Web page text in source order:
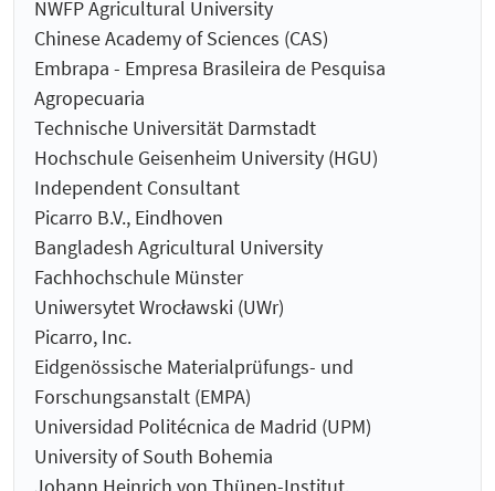
NWFP Agricultural University
Chinese Academy of Sciences (CAS)
Embrapa - Empresa Brasileira de Pesquisa
Agropecuaria
Technische Universität Darmstadt
Hochschule Geisenheim University (HGU)
Independent Consultant
Picarro B.V., Eindhoven
Bangladesh Agricultural University
Fachhochschule Münster
Uniwersytet Wrocławski (UWr)
Picarro, Inc.
Eidgenössische Materialprüfungs- und
Forschungsanstalt (EMPA)
Universidad Politécnica de Madrid (UPM)
University of South Bohemia
Johann Heinrich von Thünen-Institut,